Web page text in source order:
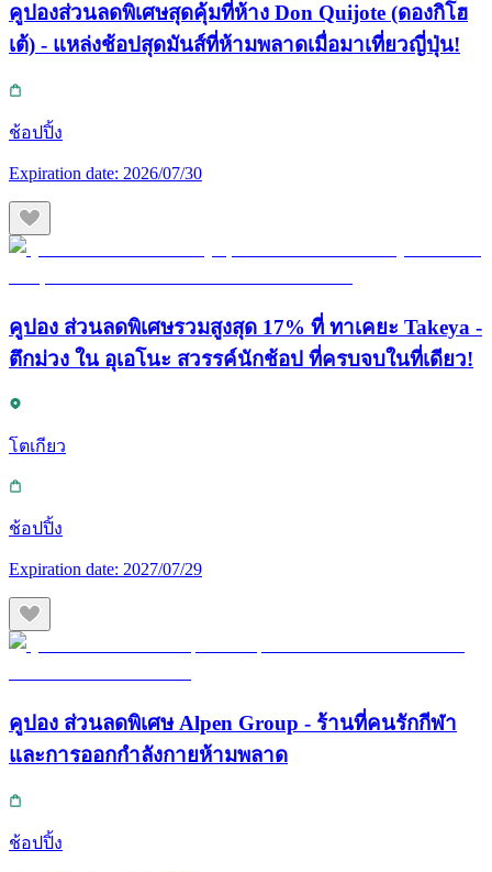
คูปองส่วนลดพิเศษสุดคุ้มที่ห้าง Don Quijote (ดองกิโฮ
เต้) - แหล่งช้อปสุดมันส์ที่ห้ามพลาดเมื่อมาเที่ยวญี่ปุ่น!
ช้อปปิ้ง
Expiration date: 2026/07/30
คูปอง ส่วนลดพิเศษรวมสูงสุด 17% ที่ ทาเคยะ Takeya -
ตึกม่วง ใน อุเอโนะ สวรรค์นักช้อป ที่ครบจบในที่เดียว!
โตเกียว
ช้อปปิ้ง
Expiration date: 2027/07/29
คูปอง ส่วนลดพิเศษ Alpen Group - ร้านที่คนรักกีฬา
และการออกกำลังกายห้ามพลาด
ช้อปปิ้ง